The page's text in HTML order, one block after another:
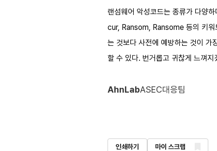
랜섬웨어 악성코드는 종류가 다양
cur, Ransom, Ransome 등의 키워
는 것보다 사전에 예방하는 것이 가
할 수 있다. 번거롭고 귀찮게 느껴
AhnLabASEC대응팀
인쇄하기 마이 스크랩